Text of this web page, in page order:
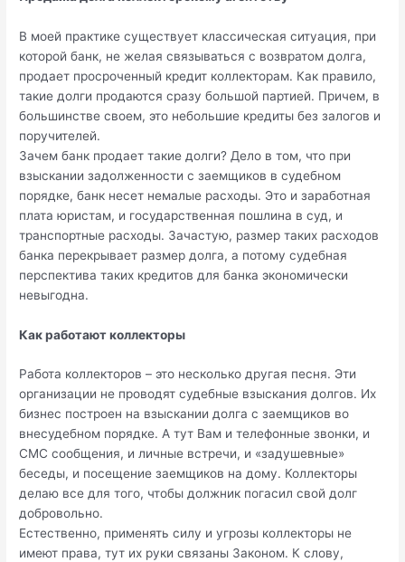
В моей практике существует классическая ситуация, при
которой банк, не желая связываться с возвратом долга,
продает просроченный кредит коллекторам. Как правило,
такие долги продаются сразу большой партией. Причем, в
большинстве своем, это небольшие кредиты без залогов и
поручителей.
Зачем банк продает такие долги? Дело в том, что при
взыскании задолженности с заемщиков в судебном
порядке, банк несет немалые расходы. Это и заработная
плата юристам, и государственная пошлина в суд, и
транспортные расходы. Зачастую, размер таких расходов
банка перекрывает размер долга, а потому судебная
перспектива таких кредитов для банка экономически
невыгодна.
Как работают коллекторы
Работа коллекторов – это несколько другая песня. Эти
организации не проводят судебные взыскания долгов. Их
бизнес построен на взыскании долга с заемщиков во
внесудебном порядке. А тут Вам и телефонные звонки, и
СМС сообщения, и личные встречи, и «задушевные»
беседы, и посещение заемщиков на дому. Коллекторы
делаю все для того, чтобы должник погасил свой долг
добровольно.
Естественно, применять силу и угрозы коллекторы не
имеют права, тут их руки связаны Законом. К слову,